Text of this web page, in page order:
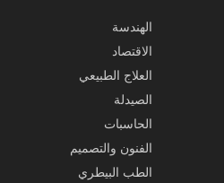
الهندسة
الاقتصاد
العلاج الطبيعي
الصيدلة
الحاسبات
الفنون والتصميم
الطب البيطري